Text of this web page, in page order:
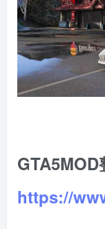
GTA5MOD
https://